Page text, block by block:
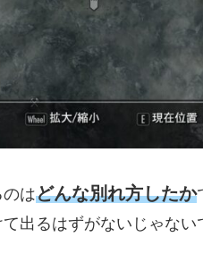
はどんな別れ方したか
出るはずがないじゃない